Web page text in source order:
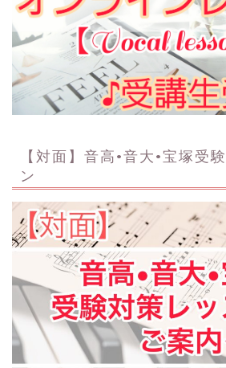
【対面】音高•音大•宝塚受
ン